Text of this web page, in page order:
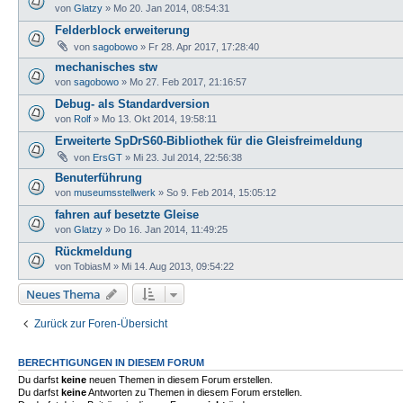
von Glatzy » Mo 20. Jan 2014, 08:54:31
Felderblock erweiterung
von sagobowo » Fr 28. Apr 2017, 17:28:40
mechanisches stw
von sagobowo » Mo 27. Feb 2017, 21:16:57
Debug- als Standardversion
von Rolf » Mo 13. Okt 2014, 19:58:11
Erweiterte SpDrS60-Bibliothek für die Gleisfreimeldung
von ErsGT » Mi 23. Jul 2014, 22:56:38
Benuterführung
von museumsstellwerk » So 9. Feb 2014, 15:05:12
fahren auf besetzte Gleise
von Glatzy » Do 16. Jan 2014, 11:49:25
Rückmeldung
von TobiasM » Mi 14. Aug 2013, 09:54:22
Neues Thema
Zurück zur Foren-Übersicht
BERECHTIGUNGEN IN DIESEM FORUM
Du darfst keine neuen Themen in diesem Forum erstellen.
Du darfst keineAntworten zu Themen in diesem Forum erstellen.